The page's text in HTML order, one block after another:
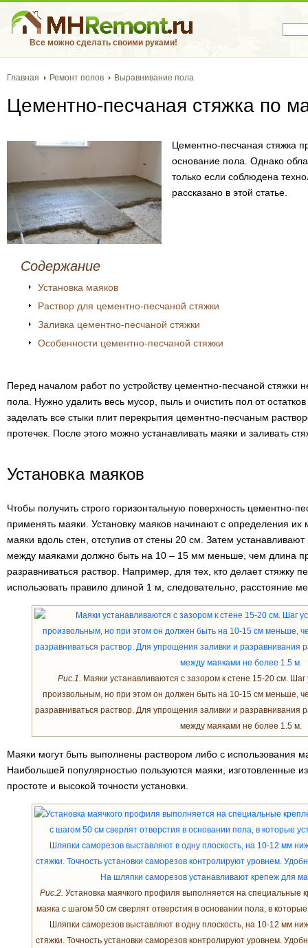
Все можно сделать своими руками!
Главная Ремонт полов Выравнивание пола
Цементно-песчаная стяжка по
Цементно-песчаная стяжка
основание пола. Однако
только если соблюдена
рассказано в этой статье.
Содержание
Установка маяков
Раствор для цементно-песчаной стяжки
Заливка цементно-песчаной стяжки
Особенности цементно-песчаной стяжки
Перед началом работ по устройству цементно-песчаной стяжки
пола. Нужно удалить весь мусор, пыль и очистить пол от
заделать все стыки плит перекрытия цементно-песчаным
протечек. После этого можно устанавливать маяки и заливать
Установка маяков
Чтобы получить строго горизонтальную поверхность цементно-
применять маяки. Установку маяков начинают с определения их
маяки вдоль стен, отступив от стены 20 см. Затем
между маяками должно быть на 10 – 15 мм меньше, чем длина
разравниваться раствор. Например, для тех, кто делает стяжку
использовать правило длиной 1 м, следовательно, расстояние
Рис.1. Маяки устанавливаются с зазором к стене 15-20 см.
произвольным, но при этом он должен быть на 10-15 см меньше,
разравниваться раствор. Для упрощения заливки и разравнивания
между маяками не более 1.5 м.
Маяки могут быть выполнены раствором либо с использования
Наибольшей популярностью пользуются маяки, изготовленные
простоте и высокой точности установки.
Рис.2. Установка маячкого профиля выполняется на специальные
маяка с шагом 50 см сверлят отверстия в основании пола, в
Шляпки саморезов выставляют в одну плоскость, на 10-12 мм
стяжки. Точность установки саморезов контролируют уровнем.